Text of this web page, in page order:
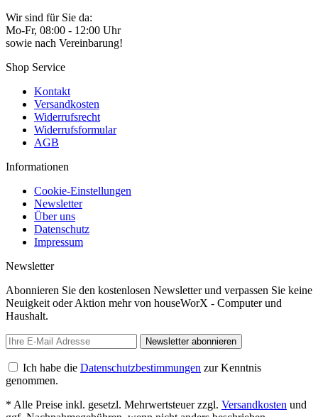
Wir sind für Sie da:
Mo-Fr, 08:00 - 12:00 Uhr
sowie nach Vereinbarung!
Shop Service
Kontakt
Versandkosten
Widerrufsrecht
Widerrufsformular
AGB
Informationen
Cookie-Einstellungen
Newsletter
Über uns
Datenschutz
Impressum
Newsletter
Abonnieren Sie den kostenlosen Newsletter und verpassen Sie keine
Neuigkeit oder Aktion mehr von houseWorX - Computer und
Haushalt.
Newsletter abonnieren
Ich habe die Datenschutzbestimmungen zur Kenntnis
genommen.
* Alle Preise inkl. gesetzl. Mehrwertsteuer zzgl. Versandkosten und